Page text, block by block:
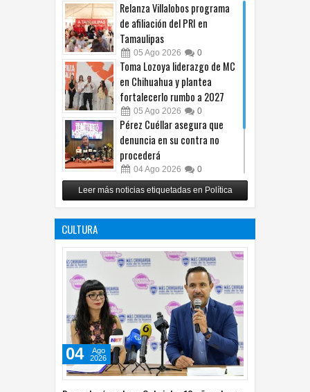
Relanza Villalobos programa
de afiliación del PRI en
Tamaulipas
05 Ago 2026 0
Toma Lozoya liderazgo de MC
en Chihuahua y plantea
fortalecerlo rumbo a 2027
05 Ago 2026 0
Pérez Cuéllar asegura que
denuncia en su contra no
procederá
04Ago 2026 0
Respalda Morena Chihuahua
propuesta sobre derechos de
Leer más noticias etiquetadas en Política
CULTURA
04
Ago
2026